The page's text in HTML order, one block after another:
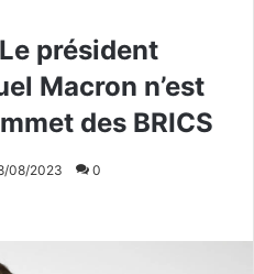
président
Macron n’est
des BRICS
08/2023 0